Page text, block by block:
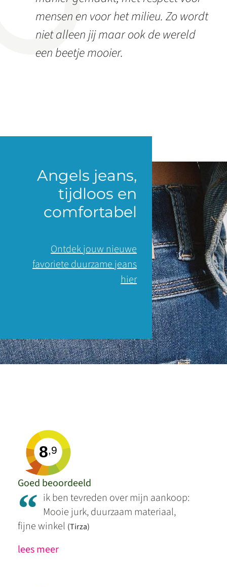
mensen en voor het milieu. Zo wordt
niet alleen jij maar ook de wereld
een beetje mooier.
Angels jeans,
tijdloos en
comfortabel
Ontdek jouw nieuwe
favoriete duurzame jeans
hier
8,9
Goed beoordeeld
“ ik ben tevreden over mijn aankoop:
Mooie jurk, duurzaam materiaal,
fijne winkel (Tirza)
lees meer